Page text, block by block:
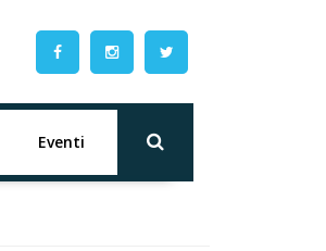
Eventi